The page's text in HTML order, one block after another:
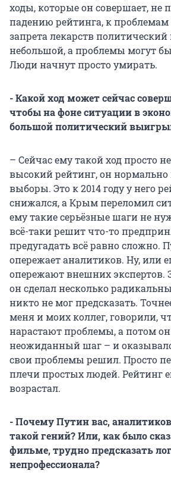
ходы, которые он совершает, не
падению рейтинга, к проблемам
запрета лекарств
небольшой, а проблемы могут
Люди начнут просто умирать.
- Какой ход может сейчас
чтобы на фоне ситуации в
большой политический
– Сейчас ему такой ход просто
высокий рейтинг, он
выборы. Это к 2014 году у него
снижался, а Крым переломил
ему такие серьёзные шаги не
всё-таки решит что-то
предугадать всё равно сложно.
опережает аналитиков. Ну, или
опережают внешних экспертов.
он сделал несколько
никто не мог предсказать.
меня и моих коллег, говорили,
нарастают проблемы, а потом
неожиданный шаг – и
свои проблемы решил. Просто
плечи простых людей. Рейтинг
возрастал.
- Почему Путин вас,
такой гений? Или, как было
фильме, трудно предсказать
непрофессионала?